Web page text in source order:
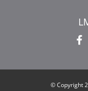
© Copyright